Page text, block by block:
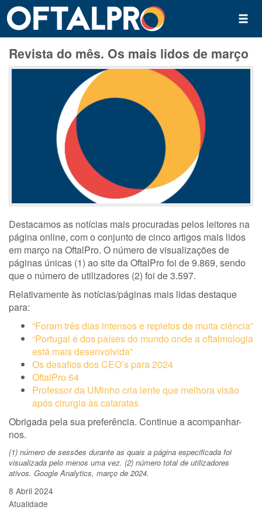
Revista do mês. Os mais lidos de março
Destacamos as notícias mais procuradas pelos leitores na
página online, com o conjunto de cinco artigos mais lidos
em março na OftalPro. O número de visualizações de
páginas únicas (1) ao site da OftalPro foi de 9.869, sendo
que o número de utilizadores (2) foi de 3.597.
Relativamente às notícias/páginas mais lidas destaque
para:
“Foram três dias intensos e repletos de muita ciência”
“Portugal é dos países do mundo onde a oftalmologia
está mais desenvolvida”
Os desafios dos CEO’s para 2024
OftalPro 64
Professor da UMinho cria lente que melhora visão
após cirurgia às cataratas
Obrigada pela sua preferência. Continue a acompanhar-
nos.
(1) número de sessões durante as quais a página especificada foi
visualizada pelo menos uma vez. (2) número total de utilizadores
ativos. Google Analytics, março de 2024.
8 Abril 2024
Atualidade